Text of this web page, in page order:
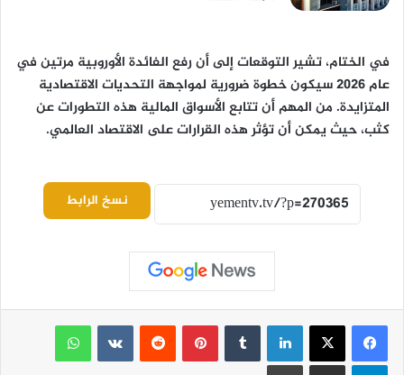
في الختام، تشير التوقعات إلى أن رفع الفائدة الأوروبية مرتين في
عام 2026 سيكون خطوة ضرورية لمواجهة التحديات الاقتصادية
المتزايدة. من المهم أن تتابع الأسواق المالية هذه التطورات عن
كثب، حيث يمكن أن تؤثر هذه القرارات على الاقتصاد العالمي.
نسخ الرابط
لينكدإن بينتيريست
واتساب
تيلقرام مشاركة عبر البريد طباعة